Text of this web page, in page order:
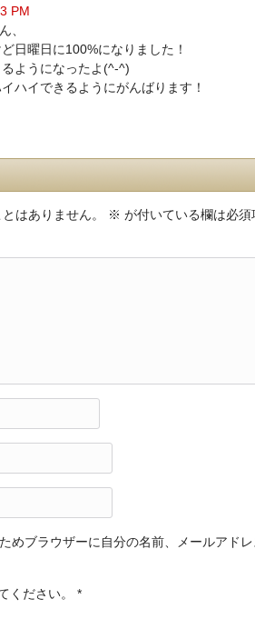
PM
、
日曜日に100%になりました！
ようになったよ(^-^)
ハイできるようにがんばります！
はありません。 ※ が付いている欄は必須
めブラウザーに自分の名前、メールアド
ください。 *